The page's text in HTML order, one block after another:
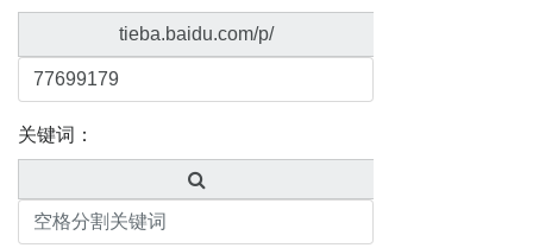
tieba.baidu.com/p/
关键词：